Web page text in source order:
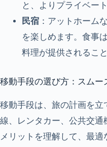
と、よりプライベー
民宿：アットホーム
を楽しめます。食事
料理が提供されるこ
移動手段の選び方：スムー
移動手段は、旅の計画を
線、レンタカー、公共交
メリットを理解して、最適